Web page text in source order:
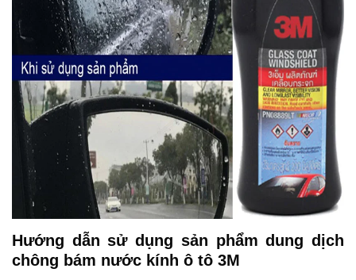
Hướng dẫn sử dụng sản phẩm dung dịch
chông bám nước kính ô tô 3M